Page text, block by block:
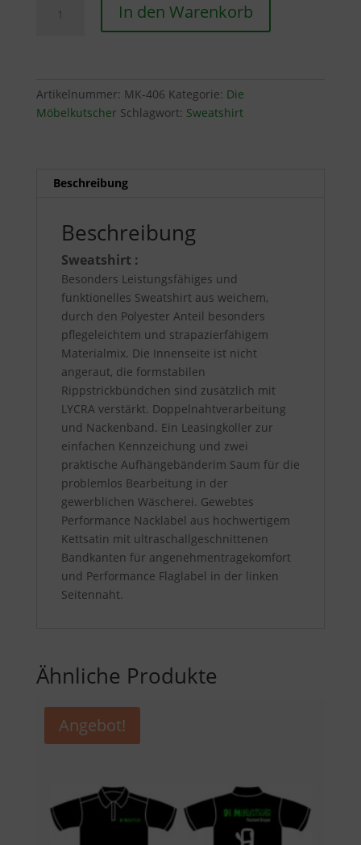
In den Warenkorb
Artikelnummer: MK-406 Kategorie: Die
Möbelkutscher Schlagwort: Sweatshirt
Beschreibung
Beschreibung
Sweatshirt :
Besonders Leistungsfähiges und
funktionelles Sweatshirt aus weichem,
durch den Polyester Anteil besonders
pflegeleichtem und strapazierfähigem
Materialmix. Die Innenseite ist nicht
angeraut, die formstabilen
Rippstrickbündchen sind zusätzlich mit
LYCRA verstärkt. Doppelnahtverarbeitung
und Nackenband. Ein Leasingkoller zur
einfachen Kennzeichung und zwei
praktische Aufhängebänderim Saum für die
problemlos Bearbeitung in der
gewerblichen Wäscherei. Gewebtes
Performance Nacklabel aus hochwertigem
Kettsatin mit ultraschallgeschnittenen
Bandkanten für angenehmentragekomfort
und Performance Flaglabel in der linken
Seitennaht.
Ähnliche Produkte
Angebot!